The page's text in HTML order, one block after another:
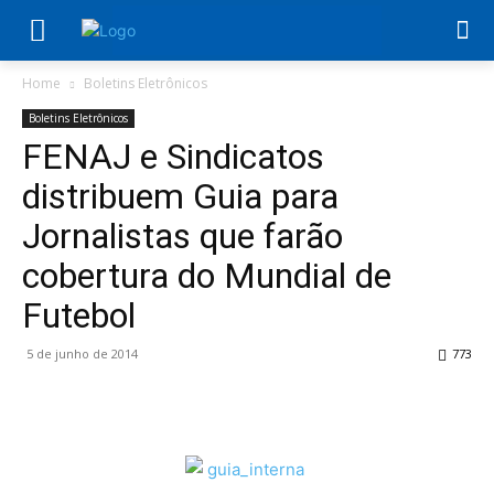
Home Boletins Eletrônicos
Boletins Eletrônicos
FENAJ e Sindicatos
distribuem Guia para
Jornalistas que farão
cobertura do Mundial de
Futebol
5 de junho de 2014 773